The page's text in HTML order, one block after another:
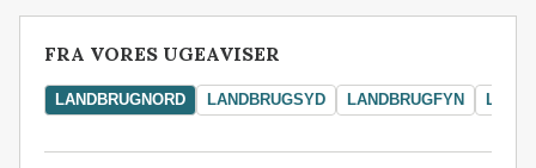
FRA VORES UGEAVISER
LANDBRUGNORD LANDBRUGSYD LANDBRUGFYN